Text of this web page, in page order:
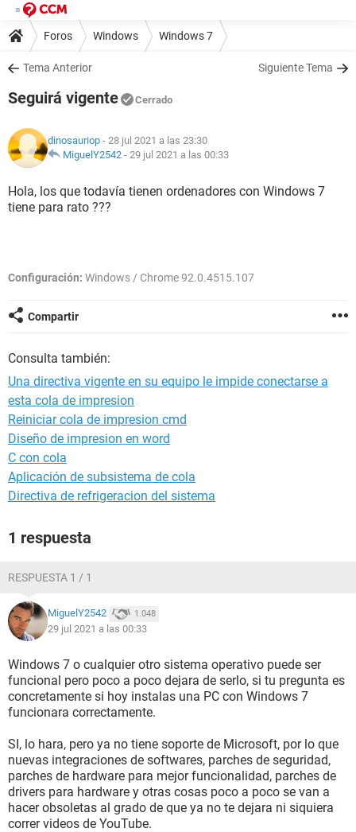
Foros Windows Windows 7
Tema Anterior Siguiente Tema
Seguirá vigente Cerrado
dinosauriop - 28 jul 2021 a las 23:30
MiguelY2542 - 29 jul 2021 a las 00:33
Hola, los que todavía tienen ordenadores con Windows 7
tiene para rato ???
Configuración: Windows / Chrome 92.0.4515.107
Compartir
Consulta también:
Una directiva vigente en su equipo le impide conectarse a
esta cola de impresion
Reiniciar cola de impresion cmd
Diseño de impresion en word
C con cola
Aplicación de subsistema de cola
Directiva de refrigeracion del sistema
1 respuesta
RESPUESTA 1 / 1
MiguelY2542 1.048
29 jul 2021 a las 00:33
Windows 7 o cualquier otro sistema operativo puede ser
funcional pero poco a poco dejara de serlo, si tu pregunta es
concretamente si hoy instalas una PC con Windows 7
funcionara correctamente.
SI, lo hara, pero ya no tiene soporte de Microsoft, por lo que
nuevas integraciones de softwares, parches de seguridad,
parches de hardware para mejor funcionalidad, parches de
drivers para hardware y otras cosas poco a poco se van a
hacer obsoletas al grado de que ya no te dejara ni siquiera
correr videos de YouTube.